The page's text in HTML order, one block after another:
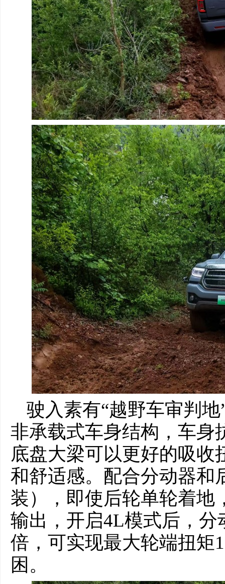
驶入素有“越野车审判
非承载式车身结构，车身
底盘大梁可以更好的吸收
和舒适感。配合分动器和
装），即使后轮单轮着地
输出，开启4L模式后，分
倍，可实现最大轮端扭矩
困。